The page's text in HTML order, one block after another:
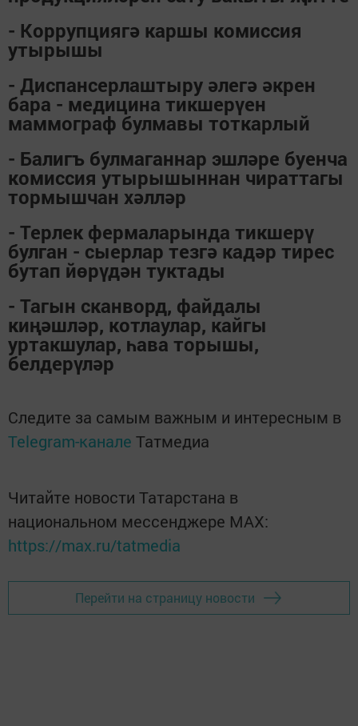
- Коррупциягә каршы комиссия
утырышы
- Диспансерлаштыру әлегә әкрен
бара - медицина тикшерүен
маммограф булмавы тоткарлый
- Балигъ булмаганнар эшләре буенча
комиссия утырышыннан чираттагы
тормышчан хәлләр
- Терлек фермаларында тикшерү
булган - сыерлар тезгә кадәр тирес
бутап йөрүдән туктады
- Тагын сканворд, файдалы
киңәшләр, котлаулар, кайгы
уртакшулар, һава торышы,
белдерүләр
Следите за самым важным и интересным в
Telegram-канале Татмедиа
Читайте новости Татарстана в
национальном мессенджере MАХ:
https://max.ru/tatmedia
Перейти на страницу новости